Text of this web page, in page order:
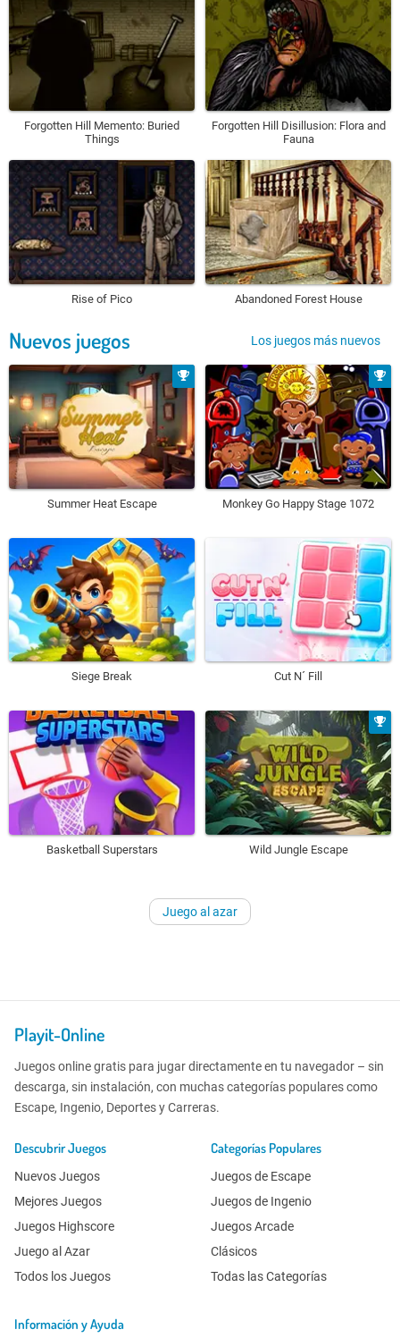
Forgotten Hill Memento: Buried
Things
Forgotten Hill Disillusion: Flora and
Fauna
Rise of Pico Abandoned Forest House
Nuevos juegos Los juegos más nuevos
Summer Heat Escape Monkey Go Happy Stage 1072
Siege Break Cut N´ Fill
Basketball Superstars Wild Jungle Escape
Juego al azar
Playit-Online
Juegos online gratis para jugar directamente en tu navegador – sin
descarga, sin instalación, con muchas categorías populares como
Escape, Ingenio, Deportes y Carreras.
Descubrir Juegos
Nuevos Juegos
Mejores Juegos
Juegos Highscore
Juego al Azar
Todos los Juegos
Categorías Populares
Juegos de Escape
Juegos de Ingenio
Juegos Arcade
Clásicos
Todas las Categorías
Información y Ayuda